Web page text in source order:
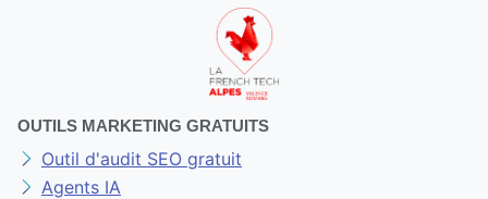
OUTILS MARKETING GRATUITS
Outil d'audit SEO gratuit
Agents IA